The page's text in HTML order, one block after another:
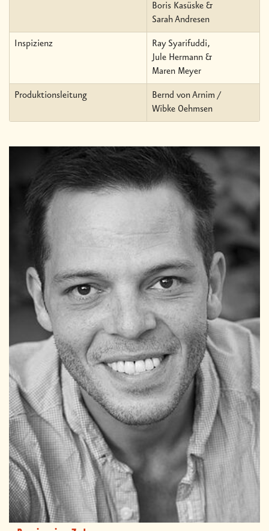
Boris Kasüske &
Sarah Andresen
Inspizienz
Ray Syarifuddi,
Jule Hermann &
Maren Meyer
Produktionsleitung
Bernd von Arnim /
Wibke Oehmsen